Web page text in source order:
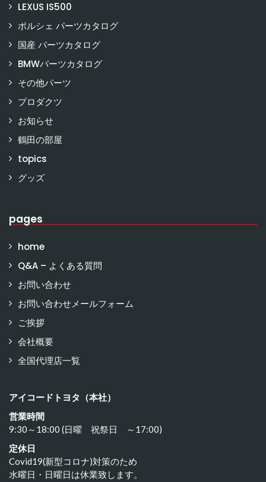
LEXUS IS500
ポルシェ パーツカタログ
国産 パーツカタログ
BMWパーツカタログ
その他パーツ
プロダクツ
お知らせ
鶴田の部屋
topics
グッズ
pages
home
Q&A – よくある質問
お問い合わせ
お問い合わせメールフォーム
ご挨拶
会社概要
全国代理店一覧
アイコードトヨタ（本社）
営業時間
9:30～18:00 (日曜 祝祭日 ～17:00)
定休日
Covid19(新型コロナ)対策のため
水曜日・日曜日は休業致します。